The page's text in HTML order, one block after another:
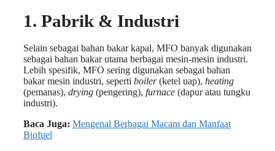
1. Pabrik & Industri
Selain sebagai bahan bakar kapal, MFO banyak digunakan
sebagai bahan bakar utama berbagai mesin-mesin industri.
Lebih spesifik, MFO sering digunakan sebagai bahan
bakar mesin industri, seperti boiler(ketel uap), heating
(pemanas), drying (pengering), furnace (dapur atau tungku
industri).
Baca Juga: Mengenal Berbagai Macam dan Manfaat
Biofuel